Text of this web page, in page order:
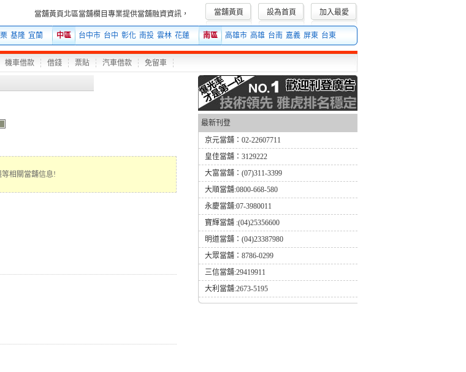
當舖黃頁北區當舖欄目專業提供當舖融資資訊，以及當舖借款、當舖借錢等相關當舖信息!
當舖黃頁 設為首頁 加入最愛
基隆 宜蘭 中區 台中市 台中 彰化 南投 雲林 花蓮 南區 高雄市 高雄 台南 嘉義 屏東 台東
機車借款 借錢 票貼 汽車借款 免留車
相關當舖信息!
最新刊登
京元當舖：02-22607711
皇佳當舖：3129222
大富當舖：(07)311-3399
大順當舖:0800-668-580
永慶當舖:07-3980011
寶輝當舖 :(04)25356600
明道當舖：(04)23387980
大眾當舖：8786-0299
三信當舖:29419911
大利當舖:2673-5195